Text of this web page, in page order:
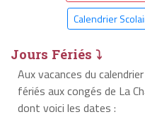
Calendrier
Jours Fériés ⤵
Aux vacances du
fériés aux congés de La
dont voici les dates :